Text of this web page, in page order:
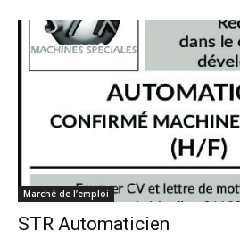
Marché de l’emploi
STR Automaticien